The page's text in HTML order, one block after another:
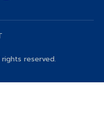
reserved.